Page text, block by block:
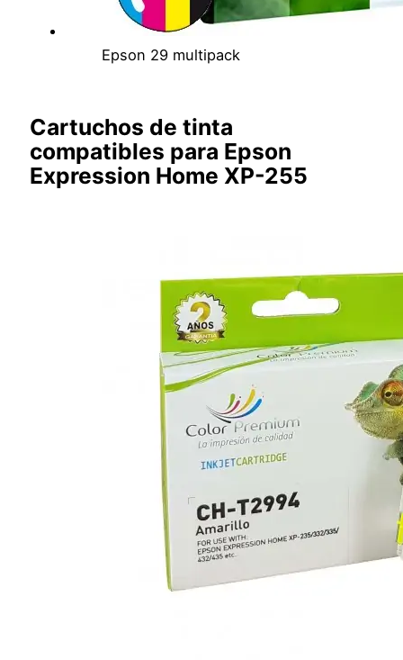
Epson 29 multipack
Cartuchos de tinta
compatibles para Epson
Expression Home XP-255